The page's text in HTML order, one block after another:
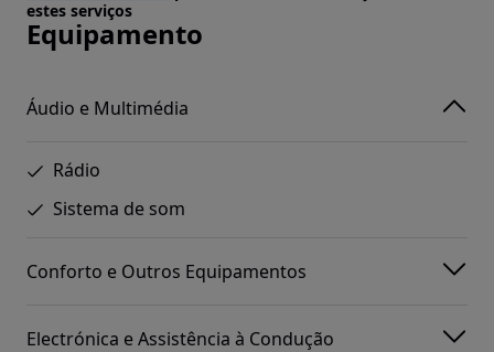
estes serviços
Equipamento
Áudio e Multimédia
Rádio
Sistema de som
Conforto e Outros Equipamentos
Electrónica e Assistência à Condução